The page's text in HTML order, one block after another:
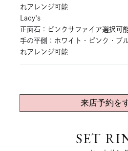
れアレンジ可能
Lady's
正面石：ピンクサファイア選択可
手の平側：ホワイト・ピンク・ブ
れアレンジ可能
来店予約を
SET